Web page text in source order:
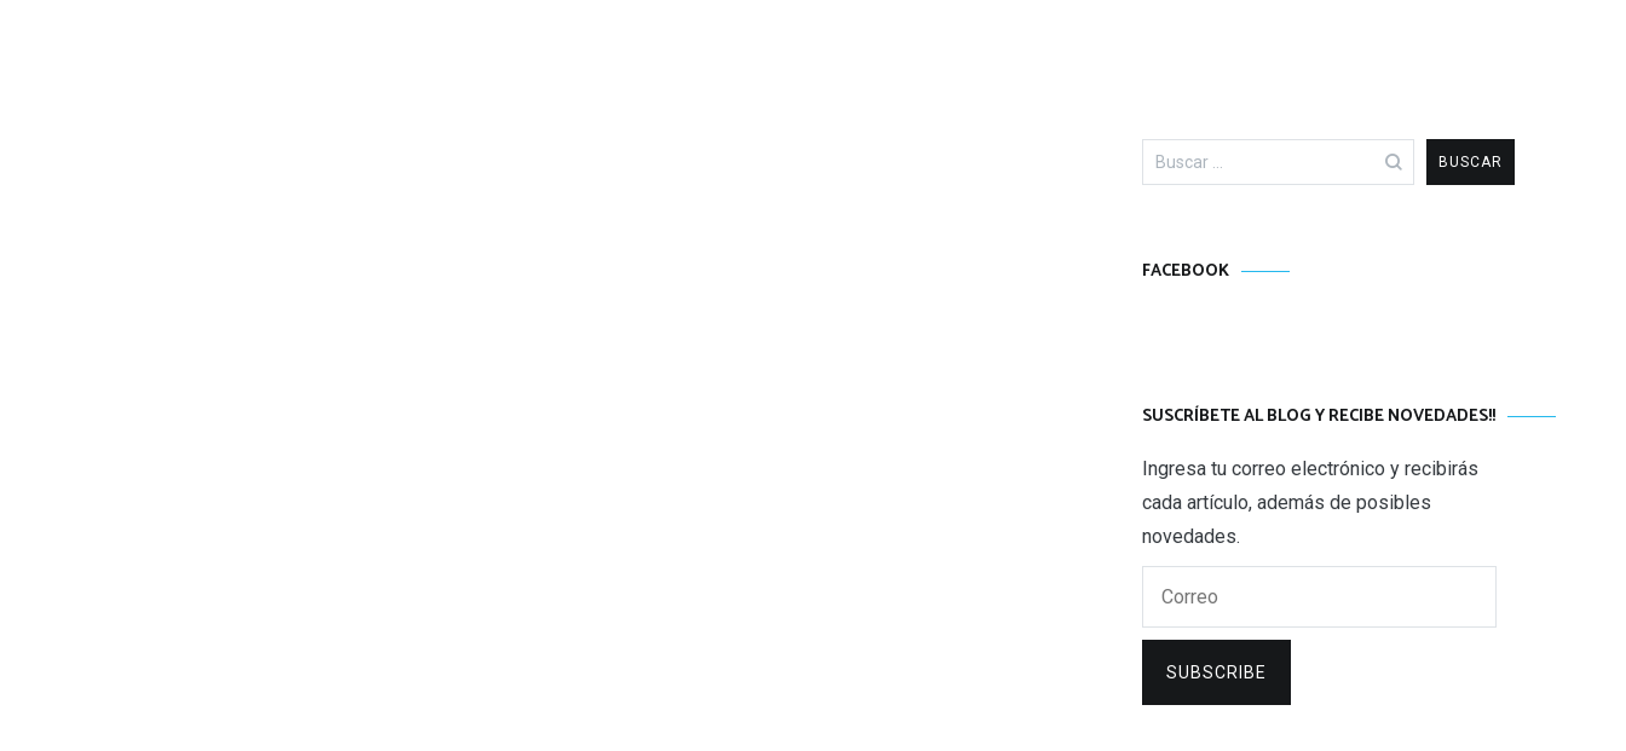
Buscar:
FACEBOOK
SUSCRÍBETE AL BLOG Y RECIBE NOVEDADES!!
Ingresa tu correo electrónico y recibirás
cada artículo, además de posibles
novedades.
SUBSCRIBE